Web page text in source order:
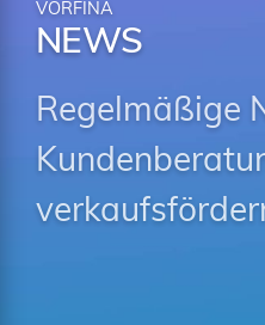
VORFINA
NEWS
Regelmäßige